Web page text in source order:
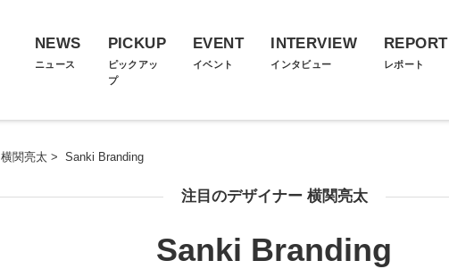
NEWS
ニュース
PICKUP
ピックアッ
プ
EVENT
イベント
INTERVIEW
インタビュー
REPORT
レポート
横関亮太 > Sanki Branding
注目のデザイナー 横関亮太
Sanki Branding